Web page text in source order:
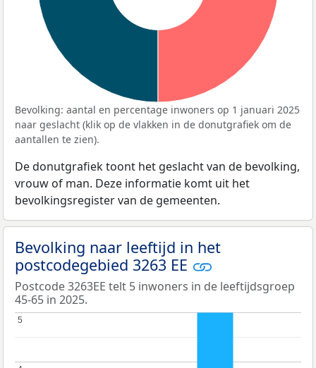
Bevolking: aantal en percentage inwoners op 1 januari 2025
naar geslacht (klik op de vlakken in de donutgrafiek om de
aantallen te zien).
De donutgrafiek toont het geslacht van de bevolking,
vrouw of man. Deze informatie komt uit het
bevolkingsregister van de gemeenten.
Bevolking naar leeftijd in het
postcodegebied 3263 EE
Postcode 3263EE telt 5 inwoners in de leeftijdsgroep
45-65 in 2025.
5
5